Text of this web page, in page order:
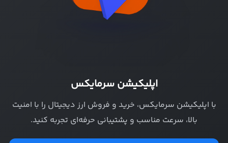
اپلیکیشن سرمایکس
با اپلیکیشن سرمایکس، خرید و فروش ارز دیجیتال را با امنیت
بالا، سرعت مناسب و پشتیبانی حرفه‌ای تجربه کنید.